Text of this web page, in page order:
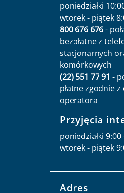
poniedziałki
wtorek - piątek
800 676 676-
bezpłatne z
stacjonarnych
komórkowych
(22) 551 77 91 -
płatne zgodnie
operatora
Przyjęcia
poniedziałki 9:00
wtorek - piątek
Adres